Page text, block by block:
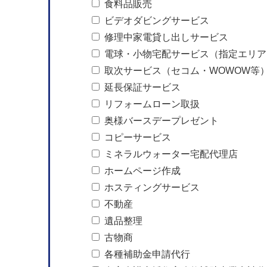
食料品販売
ビデオダビングサービス
修理中家電貸し出しサービス
電球・小物宅配サービス（指定エリ
取次サービス（セコム・WOWOW等
延長保証サービス
リフォームローン取扱
奥様バースデープレゼント
コピーサービス
ミネラルウォーター宅配代理店
ホームページ作成
ホスティングサービス
不動産
遺品整理
古物商
各種補助金申請代行